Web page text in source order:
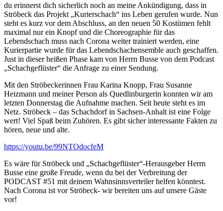
du erinnerst dich sicherlich noch an meine Ankündigung, dass in
Ströbeck das Projekt „Kurierschach“ ins Leben gerufen wurde. Nun
steht es kurz vor dem Abschluss, an den neuen 50 Kostümen fehlt
maximal nur ein Knopf und die Choreographie für das
Lebendschach muss nach Corona weiter trainiert werden, eine
Kurierpartie wurde für das Lebendschachensemble auch geschaffen.
Just in dieser heißen Phase kam von Herrn Busse von dem Podcast
„Schachgeflüster“ die Anfrage zu einer Sendung.
Mit den Ströbeckerinnen Frau Karina Knopp, Frau Susanne
Heizmann und meiner Person als Quedlinburgerin konnten wir am
letzten Donnerstag die Aufnahme machen. Seit heute steht es im
Netz. Ströbeck – das Schachdorf in Sachsen-Anhalt ist eine Folge
wert! Viel Spaß beim Zuhören. Es gibt sicher interessante Fakten zu
hören, neue und alte.
https://youtu.be/99NTOdocfeM
Es wäre für Ströbeck und „Schachgeflüster“-Herausgeber Herrn
Busse eine große Freude, wenn du bei der Verbreitung der
PODCAST #51 mit deinem Wahnsinnsverteiler helfen könntest.
Nach Corona ist vor Ströbeck- wir bereiten uns auf unsere Gäste
vor!